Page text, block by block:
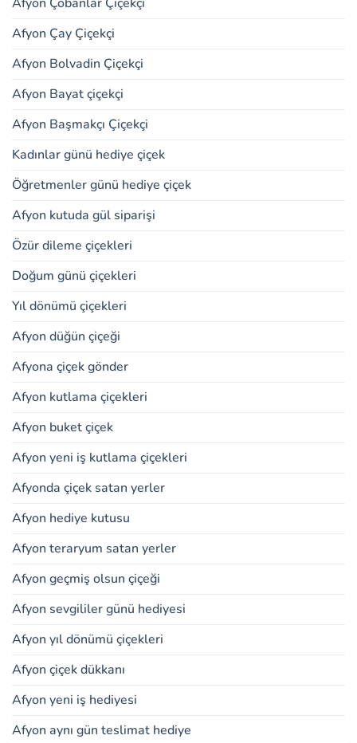
Afyon Çobanlar Çiçekçi
Afyon Çay Çiçekçi
Afyon Bolvadin Çiçekçi
Afyon Bayat çiçekçi
Afyon Başmakçı Çiçekçi
Kadınlar günü hediye çiçek
Öğretmenler günü hediye çiçek
Afyon kutuda gül siparişi
Özür dileme çiçekleri
Doğum günü çiçekleri
Yıl dönümü çiçekleri
Afyon düğün çiçeği
Afyona çiçek gönder
Afyon kutlama çiçekleri
Afyon buket çiçek
Afyon yeni iş kutlama çiçekleri
Afyonda çiçek satan yerler
Afyon hediye kutusu
Afyon teraryum satan yerler
Afyon geçmiş olsun çiçeği
Afyon sevgililer günü hediyesi
Afyon yıl dönümü çiçekleri
Afyon çiçek dükkanı
Afyon yeni iş hediyesi
Afyon aynı gün teslimat hediye